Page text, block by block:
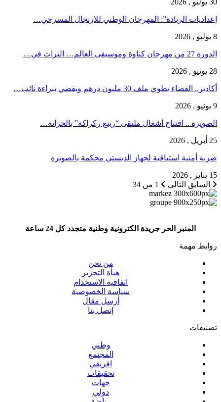
إعداديات الريادة”: المهرجان الوطني للارتجال المسرحي…
8 يوليو , 2026
الدورة 27 من مهرجان كناوة وموسيقى العالم… التراث في…
28 يونيو , 2026
أكادير.. القضاء يطوي ملف 30 مليون درهم ويقضي ببراءة نائب…
9 يونيو , 2026
الصويرة .. افتتاح أشغال ملتقى “ربيع ركراكة” بالخزانة…
25 أبريل , 2026
ضربة أمنية استباقية لجهاز الديستي محكمة بالصويرة
15 يناير , 2026
السابق التالي 1 من 34
المنبر الحر جريدة الكترونية وطنية متجدد كل 24 ساعة
روابط مهمة
من نحن
هيأة التحرير
اتفاقية الاستخدام
سياسة الخصوصية
أرسل مقال
إتصل بنا
تصنيفات
وطني
المجتمع
افريقي
تحقيقات
جهات
دولي